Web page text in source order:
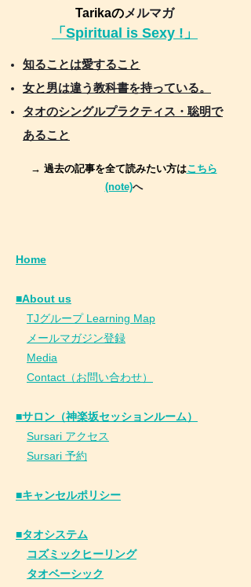
Tarikaのメルマガ
「Spiritual is Sexy !」
知ることは愛すること
女と男は違う教科書を持っている。
タオのシングルプラクティス・聡明で
あること
→ 過去の記事を全て読みたい方はこちら
(note)へ
Home
■About us
TJグループ Learning Map
メールマガジン登録
Media
Contact（お問い合わせ）
■サロン（神楽坂セッションルーム）
Sursari アクセス
Sursari 予約
​■キャンセルポリシー
■タオシステム
コズミックヒーリング
タオベーシック